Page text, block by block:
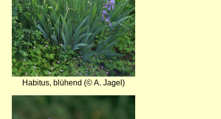
Habitus, blühend (© A. Jagel)